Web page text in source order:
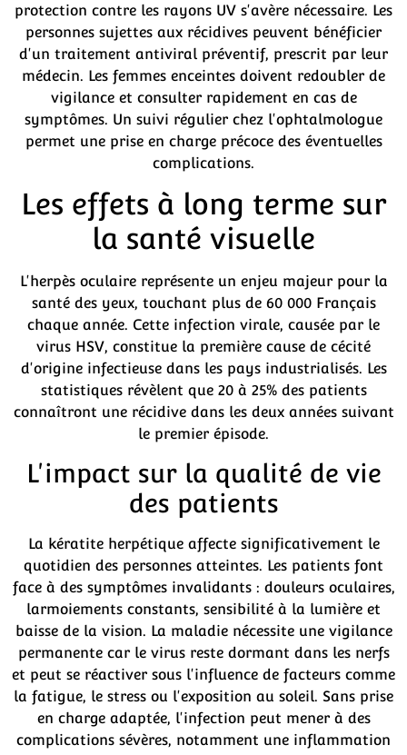
protection contre les rayons UV s'avère nécessaire. Les
personnes sujettes aux récidives peuvent bénéficier
d'un traitement antiviral préventif, prescrit par leur
médecin. Les femmes enceintes doivent redoubler de
vigilance et consulter rapidement en cas de
symptômes. Un suivi régulier chez l'ophtalmologue
permet une prise en charge précoce des éventuelles
complications.
Les effets à long terme sur
la santé visuelle
L'herpès oculaire représente un enjeu majeur pour la
santé des yeux, touchant plus de 60 000 Français
chaque année. Cette infection virale, causée par le
virus HSV, constitue la première cause de cécité
d'origine infectieuse dans les pays industrialisés. Les
statistiques révèlent que 20 à 25% des patients
connaîtront une récidive dans les deux années suivant
le premier épisode.
L'impact sur la qualité de vie
des patients
La kératite herpétique affecte significativement le
quotidien des personnes atteintes. Les patients font
face à des symptômes invalidants : douleurs oculaires,
larmoiements constants, sensibilité à la lumière et
baisse de la vision. La maladie nécessite une vigilance
permanente car le virus reste dormant dans les nerfs
et peut se réactiver sous l'influence de facteurs comme
la fatigue, le stress ou l'exposition au soleil. Sans prise
en charge adaptée, l'infection peut mener à des
complications sévères, notamment une inflammation